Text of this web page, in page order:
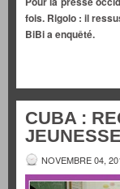
fois. Rigolo : il
BiBi a enquêté.
CUBA :
NOVEMBRE 04,